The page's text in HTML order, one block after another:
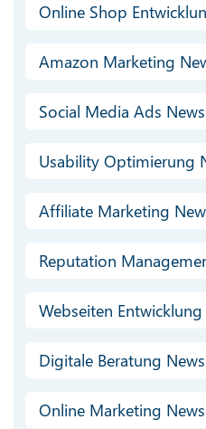
Online Shop
Amazon Marketing
Social Media Ads News
Usability Optimierung
Affiliate Marketing
Reputation
Webseiten Entwicklung
Digitale Beratung News
Online Marketing News